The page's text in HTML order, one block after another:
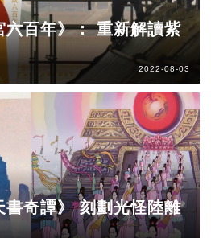
六百年》： 重新解讀紫
2022-08-03
書奇譚》 刻劃光怪陸離